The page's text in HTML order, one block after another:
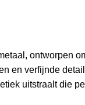
ontworpen
en verfijnde
uitstraalt die